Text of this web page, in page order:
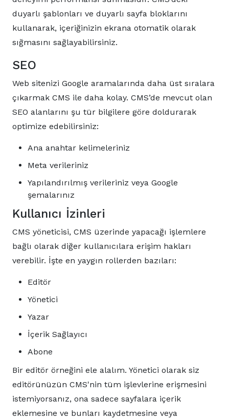
duyarlı şablonları ve duyarlı sayfa bloklarını
kullanarak, içeriğinizin ekrana otomatik olarak
sığmasını sağlayabilirsiniz.
SEO
Web sitenizi Google aramalarında daha üst sıralara
çıkarmak CMS ile daha kolay. CMS’de mevcut olan
SEO alanlarını şu tür bilgilere göre doldurarak
optimize edebilirsiniz:
Ana anahtar kelimeleriniz
Meta verileriniz
Yapılandırılmış verileriniz veya Google
şemalarınız
Kullanıcı İzinleri
CMS yöneticisi, CMS üzerinde yapacağı işlemlere
bağlı olarak diğer kullanıcılara erişim hakları
verebilir. İşte en yaygın rollerden bazıları:
Editör
Yönetici
Yazar
İçerik Sağlayıcı
Abone
Bir editör örneğini ele alalım. Yönetici olarak siz
editörünüzün CMS'nin tüm işlevlerine erişmesini
istemiyorsanız, ona sadece sayfalara içerik
eklemesine ve bunları kaydetmesine veya